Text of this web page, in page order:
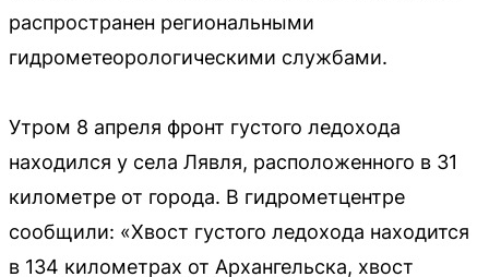
распространен региональными
гидрометеорологическими службами.
Утром 8 апреля фронт густого ледохода
находился у села Лявля, расположенного в 31
километре от города. В гидрометцентре
сообщили: «Хвост густого ледохода находится
в 134 километрах от Архангельска, хвост